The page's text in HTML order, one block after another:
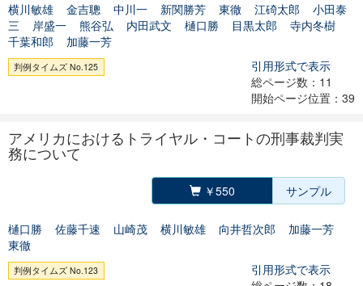
横川敏雄 金吉聰 中川一 新関勝芳 東徹 江碕太郎
小田泰
三
岸盛一 熊谷弘 内田武文 樋口勝 目黒太郎
寺内冬樹
千葉和郎
加藤一芳
判例タイムズ No.125
引用形式で表示
総ページ数：11
開始ページ位置：39
アメリカにおけるトライヤル・コートの刑事裁判実
務について
￥550 サンプル
樋口勝 佐藤千速 山崎茂 横川敏雄 向井哲次郎
加藤一芳
東徹
判例タイムズ No.123
引用形式で表示